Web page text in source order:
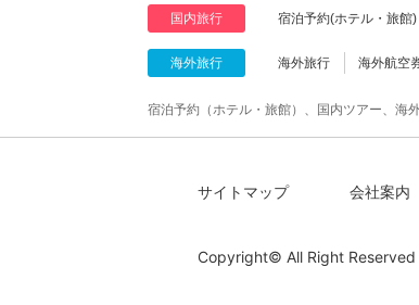
国内旅行 宿泊予約(ホテル・旅館)
海外旅行 海外旅行 海外航空
宿泊予約（ホテル・旅館）、国内ツアー、海
サイトマップ 会社案内
Copyright© All Right